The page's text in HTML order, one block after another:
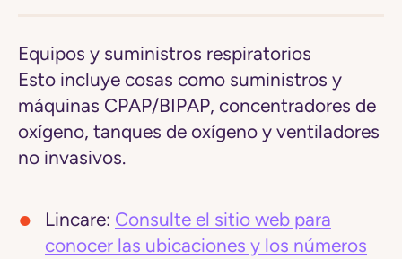
Equipos y suministros respiratorios
Esto incluye cosas como suministros y
máquinas CPAP/BIPAP, concentradores de
oxígeno, tanques de oxígeno y ventiladores
no invasivos.
Lincare: Consulte el sitio web para
conocer las ubicaciones y los números